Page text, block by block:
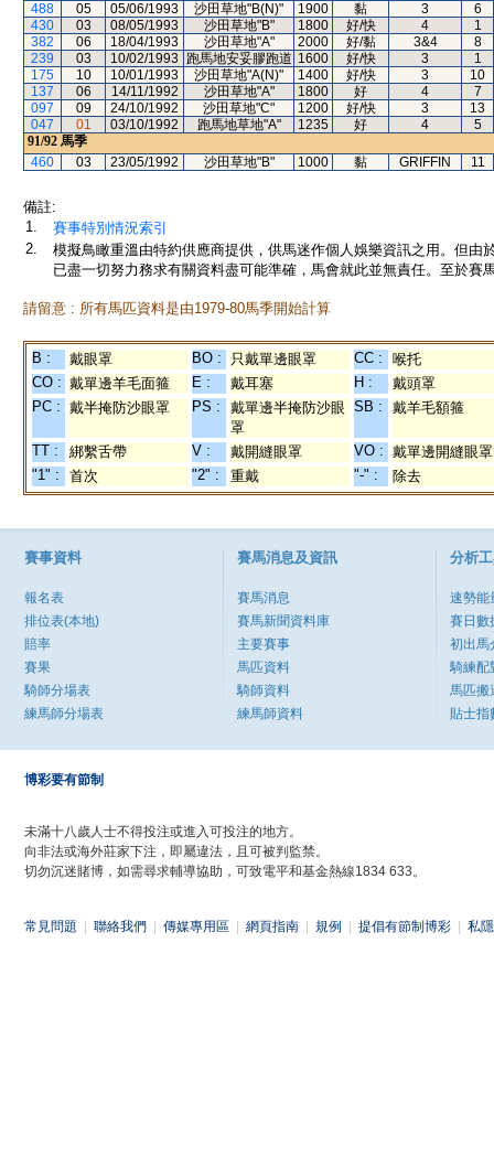
488
05 05/06/1993 沙田草地"B(N)" 1900 黏 3
6
430
03 08/05/1993 沙田草地"B" 1800 好/快 4
1
382
06 18/04/1993 沙田草地"A" 2000 好/黏 3&4
8
239
03 10/02/1993 跑馬地安妥膠跑道 1600 好/快 3
1
175
10 10/01/1993 沙田草地"A(N)" 1400 好/快 3
10
137
06 14/11/1992 沙田草地"A" 1800 好 4
7
097
09 24/10/1992 沙田草地"C" 1200 好/快 3
13
047
01 03/10/1992 跑馬地草地"A" 1235 好 4
5
91/92 馬季
460
03 23/05/1992 沙田草地"B" 1000 黏 GRIFFIN 11
備註:
1.
賽事特別情況索引
2.
模擬鳥瞰重溫由特約供應商提供，供馬迷作個人娛樂資訊之用。但
已盡一切努力務求有關資料盡可能準確，馬會就此並無責任。至於賽
請留意 : 所有馬匹資料是由1979-80馬季開始計算
B : 戴眼罩 BO : 只戴單邊眼罩 CC :
喉托
CO : 戴單邊羊毛面箍 E : 戴耳塞 H :
戴頭罩
PC : 戴半掩防沙眼罩 PS :
戴單邊半掩防沙眼
罩
SB : 戴羊毛額箍
TT : 綁繫舌帶 V : 戴開縫眼罩 VO : 戴單邊開縫眼罩
"1" :
首次 "2" : 重戴 "-" : 除去
賽事資料
報名表
排位表(本地)
賠率
賽果
騎師分場表
練馬師分場表
賽馬消息及資訊
賽馬消息
賽馬新聞資料庫
主要賽事
馬匹資料
騎師資料
練馬師資料
分析
速勢能
賽日數
初出馬
騎練配
馬匹搬
貼士指
博彩要有節制
未滿十八歲人士不得投注或進入可投注的地方。
向非法或海外莊家下注，即屬違法，且可被判監禁。
切勿沉迷賭博，如需尋求輔導協助，可致電平和基金熱線1834 633。
常見問題 聯絡我們 傳媒專用區 網頁指南 規例 提倡有節制博彩 私